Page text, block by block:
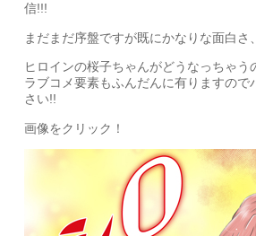
信!!!
まだまだ序盤ですが既にかなりな面白
ヒロインの桜子ちゃんがどうなっちゃう
ラブコメ要素もふんだんに有りますの
さい!!
画像をクリック！